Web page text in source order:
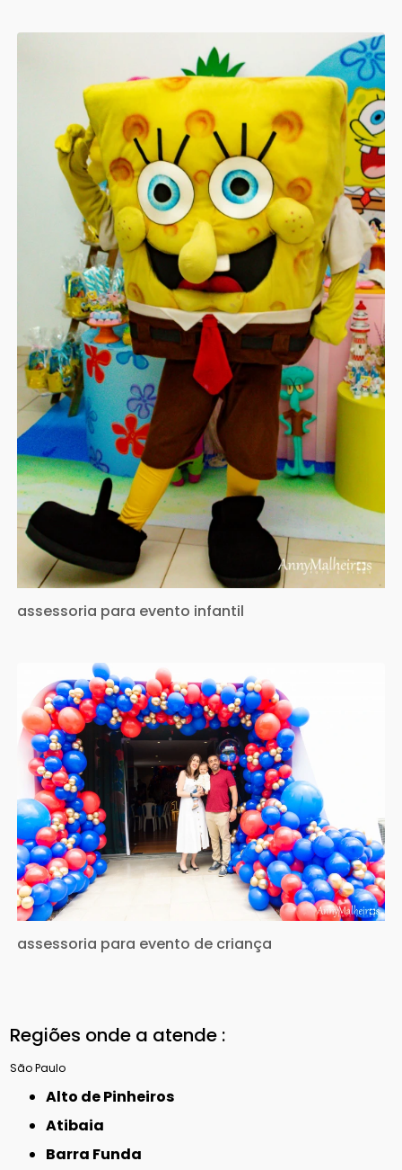
assessoria para evento infantil
assessoria para evento de criança
Regiões onde a atende :
São Paulo
Alto de Pinheiros
Atibaia
Barra Funda